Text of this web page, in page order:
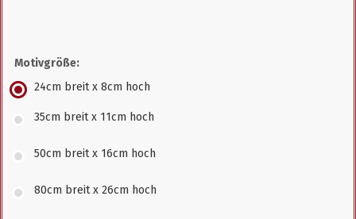
Motivgröße:
24cm breit x 8cm hoch
35cm breit x 11cm hoch
50cm breit x 16cm hoch
80cm breit x 26cm hoch